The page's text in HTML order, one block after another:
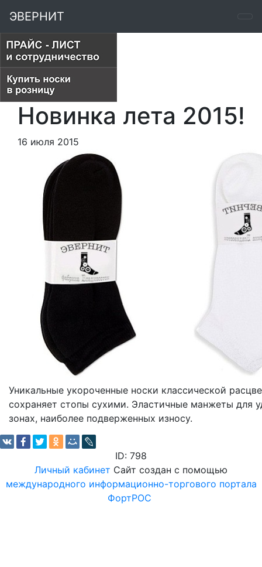
ЭВЕРНИТ
Новинка лета 2015!
16 июля 2015
Уникальные укороченные носки классической
сохраняет стопы сухими. Эластичные манжеты для
зонах, наиболее подверженных износу.
ID: 798
Личный кабинет Сайт создан с помощью
международного информационно-торгового портала
ФортРОС